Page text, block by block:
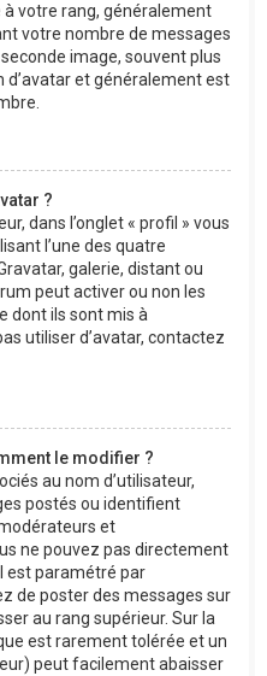
à votre rang, généralement
votre nombre de messages
image, souvent plus
d’avatar et généralement est
?
dans l’onglet « profil » vous
l’une des quatre
galerie, distant ou
peut activer ou non les
dont ils sont mis à
utiliser d’avatar, contactez
le modifier ?
au nom d’utilisateur,
postés ou identifient
et
ne pouvez pas directement
est paramétré par
de poster des messages sur
au rang supérieur. Sur la
est rarement tolérée et un
peut facilement abaisser